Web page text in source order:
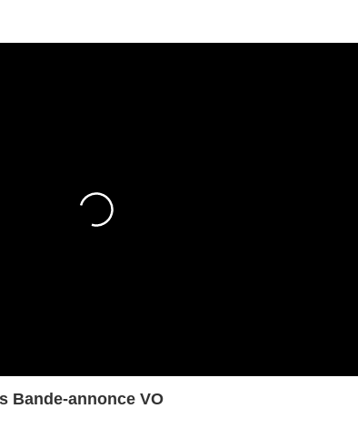
Bande-annonce VO